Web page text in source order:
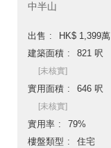
中半山
出售
HK$ 1,399萬
建築面積
821 呎
[未核實]
實用面積 646 呎
[未核實]
實用率
79%
樓盤類型
住宅